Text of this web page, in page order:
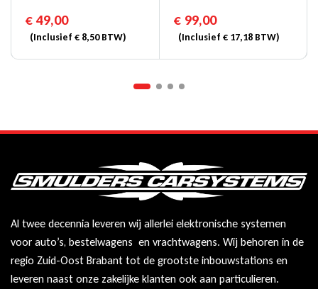
1006TW
€ 49,00
(Inclusief € 8,50BTW)
– SXE-1750S
€99,00
(Inclusief €17,18BTW)
Al twee decennia leveren wij allerlei elektronische systemen
voor auto’s, bestelwagens en vrachtwagens. Wij behoren in de
regio Zuid-Oost Brabant tot de grootste inbouwstations en
leveren naast onze zakelijke klanten ook aan particulieren.